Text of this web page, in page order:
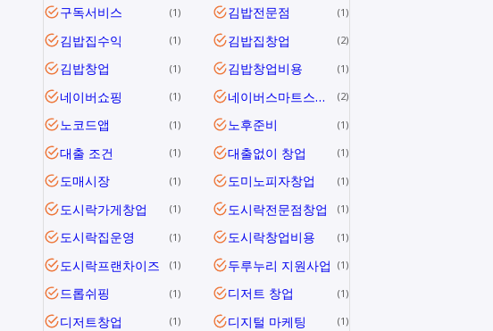
구독서비스 1 김밥전문점 1
김밥집수익 1 김밥집창업 2
김밥창업 1 김밥창업비용 1
네이버쇼핑 1 네이버스마트스토어 2
노코드앱 1 노후준비 1
대출 조건 1 대출없이 창업 1
도매시장 1 도미노피자창업 1
도시락가게창업 1 도시락전문점창업 1
도시락집운영 1 도시락창업비용 1
도시락프랜차이즈 1 두루누리 지원사업 1
드롭쉬핑 1 디저트 창업 1
디저트창업 1 디지털 마케팅 1